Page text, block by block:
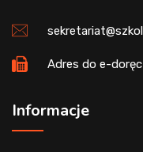
Adres do e-
Informacje